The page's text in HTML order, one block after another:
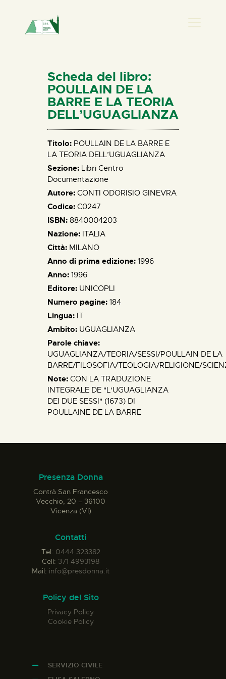
HOME
CHI SIAMO
NEWS
PERCORSI
ELISA SALERNO
CONTATTI
Scheda del libro:
POULLAIN DE LA
BARRE E LA TEORIA
DELL’UGUAGLIANZA
Titolo: POULLAIN DE LA BARRE E
LA TEORIA DELL’UGUAGLIANZA
Sezione: Libri Centro
Documentazione
Autore: CONTI ODORISIO GINEVRA
Codice: C0247
ISBN: 8840004203
Nazione: ITALIA
Città: MILANO
Anno di prima edizione: 1996
Anno: 1996
Editore: UNICOPLI
Numero pagine: 184
Lingua: IT
Ambito: UGUAGLIANZA
Parole chiave:
UGUAGLIANZA/TEORIA/SESSI/POULLAIN DE LA
BARRE/FILOSOFIA/TEOLOGIA/RELIGIONE/
Note: CON LA TRADUZIONE
INTEGRALE DE "L'UGUAGLIANZA
DEI DUE SESSI" (1673) DI
POULLAINE DE LA BARRE
Presenza Donna
Contrà San Francesco
Vecchio, 20 – 36100
Vicenza (VI)
Contatti
Tel: 0444 323382
Cell: 371 4993198
Mail: info@presdonna.it
Policy del Sito
Privacy Policy
Cookie Policy
SERVIZIO CIVILE